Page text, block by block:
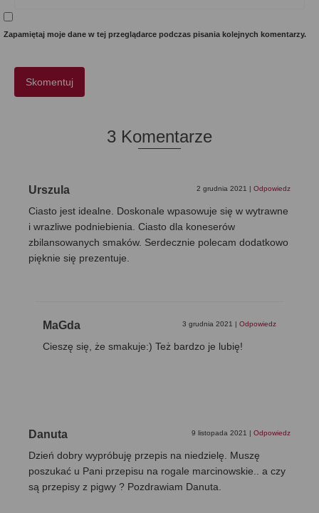
Zapamiętaj moje dane w tej przeglądarce podczas pisania kolejnych komentarzy.
3 Komentarze
Urszula 2 grudnia 2021 | Odpowiedz
Ciasto jest idealne. Doskonale wpasowuje się w wytrawne
i wrazliwe podniebienia. Ciasto dla koneserów
zbilansowanych smaków. Serdecznie polecam dodatkowo
pięknie się prezentuje.
MaGda 3 grudnia 2021 | Odpowiedz
Cieszę się, że smakuje:) Też bardzo je lubię!
Danuta 9 listopada 2021 | Odpowiedz
Dzień dobry wypróbuję przepis na niedzielę. Muszę
poszukać u Pani przepisu na rogale marcinowskie.. a czy
są przepisy z pigwy ? Pozdrawiam Danuta.